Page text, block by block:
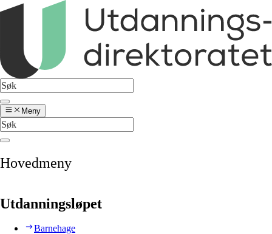
Meny
Hovedmeny
Utdanningsløpet
Barnehage